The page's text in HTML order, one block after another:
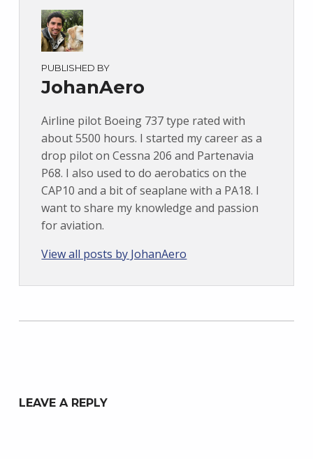
PUBLISHED BY
JohanAero
Airline pilot Boeing 737 type rated with
about 5500 hours. I started my career as a
drop pilot on Cessna 206 and Partenavia
P68. I also used to do aerobatics on the
CAP10 and a bit of seaplane with a PA18. I
want to share my knowledge and passion
for aviation.
View all posts by JohanAero
Skip back to main navigation
LEAVE A REPLY